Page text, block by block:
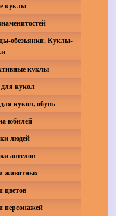
куклы
обезьянки. Куклы-
куклы
кукол
кукол, обувь
юбилей
людей
ангелов
животных
цветов
персонажей